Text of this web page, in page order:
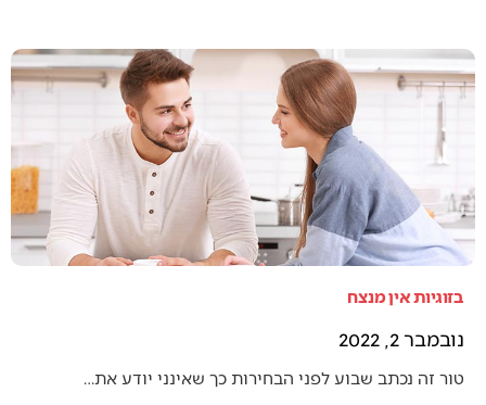
בזוגיות אין מנצח
נובמבר 2, 2022
טור זה נכתב שבוע לפני הבחירות כך שאינני יודע את…